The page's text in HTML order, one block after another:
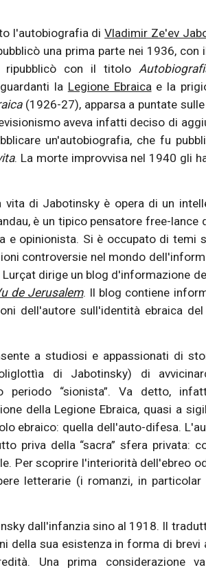
l'autobiografia diVladimir Ze'ev
una prima parte nei 1936, con
ripubblicò con il titolo
la Legione Ebraicae la
(1926-27), apparsa a puntate
aveva infatti deciso di
un'autobiografia, che fu
. La morte improvvisa nel 1940 gli
vita di Jabotinsky è opera di un
è un tipico pensatore free-lance
e opinionista. Si è occupato di temi
controversie nel mondo
dirige un blog d'informazione
de Jerusalem. Il blog contiene
dell'autore sull'identità ebraica del
a studiosi e appassionati di
di Jabotinsky) di
“sionista”. Va detto,
della Legione Ebraica, quasi a
ebraico: quella dell'auto-difesa.
priva della “sacra” sfera privata:
Per scoprire l'interiorità dell'ebreo
letterarie (i romanzi, in particolar
dall'infanzia sino al 1918. Il
della sua esistenza in forma di brevi
Una prima considerazione